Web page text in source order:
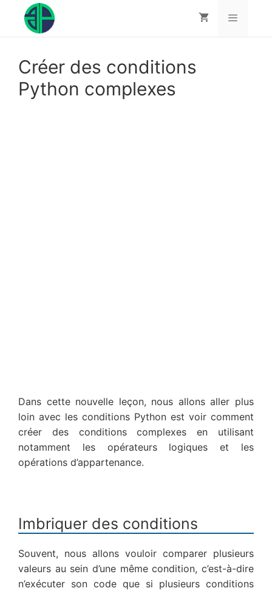
contenu
Créer des conditions
Python complexes
Dans cette nouvelle leçon, nous allons aller plus
loin avec les conditions Python est voir comment
créer des conditions complexes en utilisant
notamment les opérateurs logiques et les
opérations d’appartenance.
Imbriquer des conditions
Souvent, nous allons vouloir comparer plusieurs
valeurs au sein d’une même condition, c’est-à-dire
n’exécuter son code que si plusieurs conditions